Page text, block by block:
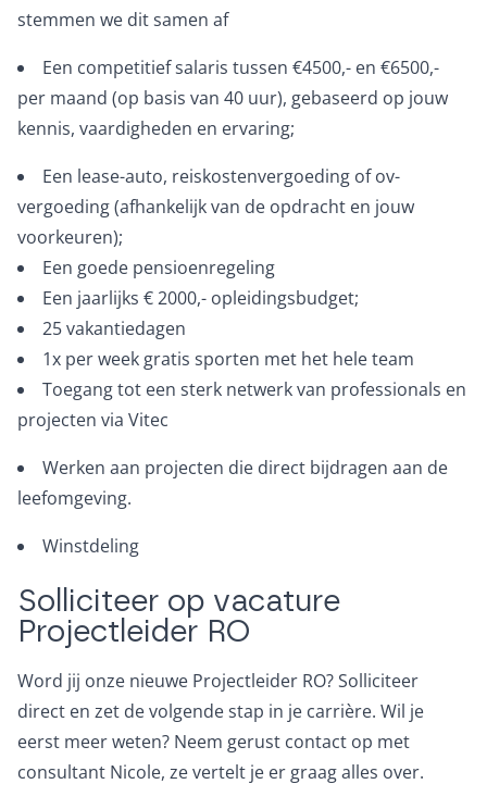
stemmen we dit samen af
Een competitief salaris tussen €4500,- en €6500,-
per maand (op basis van 40 uur), gebaseerd op jouw
kennis, vaardigheden en ervaring;
Een lease-auto, reiskostenvergoeding of ov-
vergoeding (afhankelijk van de opdracht en jouw
voorkeuren);
Een goede pensioenregeling
Een jaarlijks € 2000,- opleidingsbudget;
25 vakantiedagen
1x per week gratis sporten met het hele team
Toegang tot een sterk netwerk van professionals en
projecten via Vitec
Werken aan projecten die direct bijdragen aan de
leefomgeving.
Winstdeling
Solliciteer op vacature
Projectleider RO
Word jij onze nieuwe Projectleider RO? Solliciteer
direct en zet de volgende stap in je carrière. Wil je
eerst meer weten? Neem gerust contact op met
consultant Nicole, ze vertelt je er graag alles over.